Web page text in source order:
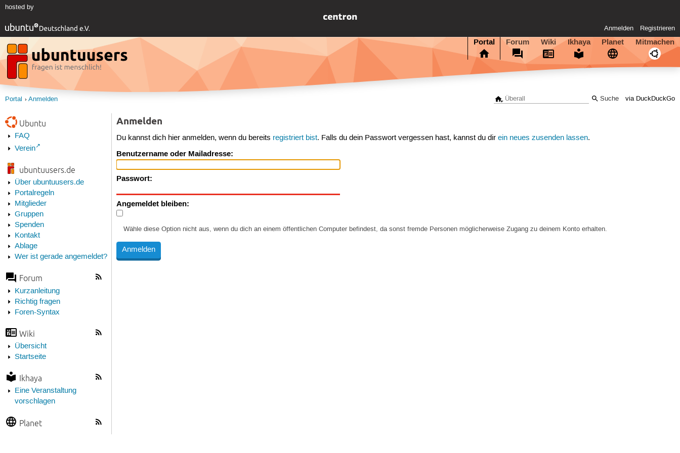
hosted by
Anmelden Registrieren
Portal Forum Wiki Ikhaya Planet Mitmachen
via DuckDuckGo
Portal Anmelden
Ubuntu
FAQ
Verein
ubuntuusers.de
Über ubuntuusers.de
Portalregeln
Mitglieder
Gruppen
Spenden
Kontakt
Ablage
Wer ist gerade angemeldet?
Forum
Kurzanleitung
Richtig fragen
Foren-Syntax
Wiki
Übersicht
Startseite
Ikhaya
Eine Veranstaltung
vorschlagen
Planet
Anmelden
Du kannst dich hier anmelden, wenn du bereits registriert bist. Falls du dein Passwort vergessen hast, kannst du direin neues zusenden lassen.
Benutzername oder Mailadresse:
Passwort:
Angemeldet bleiben:
Wähle diese Option nicht aus, wenn du dich an einem öffentlichen Computer befindest, da sonst fremde Personen möglicherweise Zugang zu deinem Konto erhalten.